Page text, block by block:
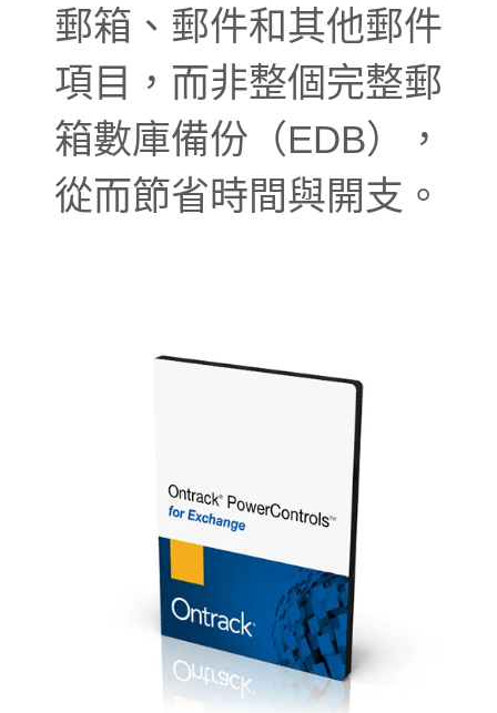
郵箱、郵件和其他郵件
項目，而非整個完整郵
箱數庫備份（EDB），
從而節省時間與開支。